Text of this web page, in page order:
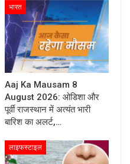
भारत
Aaj Ka Mausam 8
August 2026: ओडिशा और
पूर्वी राजस्थान में अत्यंत भारी
बारिश का अलर्ट,…
लाइफस्टाइल